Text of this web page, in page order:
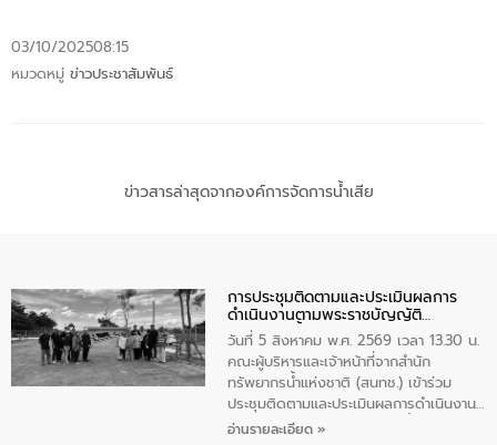
03/10/202508:15
หมวดหมู่ ข่าวประชาสัมพันธ์
ข่าวสารล่าสุดจากองค์การจัดการน้ำเสีย
การประชุมติดตามและประเมินผลการ
ดำเนินงานตามพระราชบัญญัติ
ทรัพยากรน้ำ พ.ศ. 2561 ประจำ
ปีงบประมาณ พ.ศ. 2569
วันที่ 5 สิงหาคม พ.ศ. 2569 เวลา 13.30 น.
คณะผู้บริหารและเจ้าหน้าที่จากสำนัก
ทรัพยากรน้ำแห่งชาติ (สนทช.) เข้าร่วม
ประชุมติดตามและประเมินผลการดำเนินงาน
ตามพระราชบัญญัติทรัพยากรน้ำ พ.ศ. 2561
อ่านรายละเอียด »